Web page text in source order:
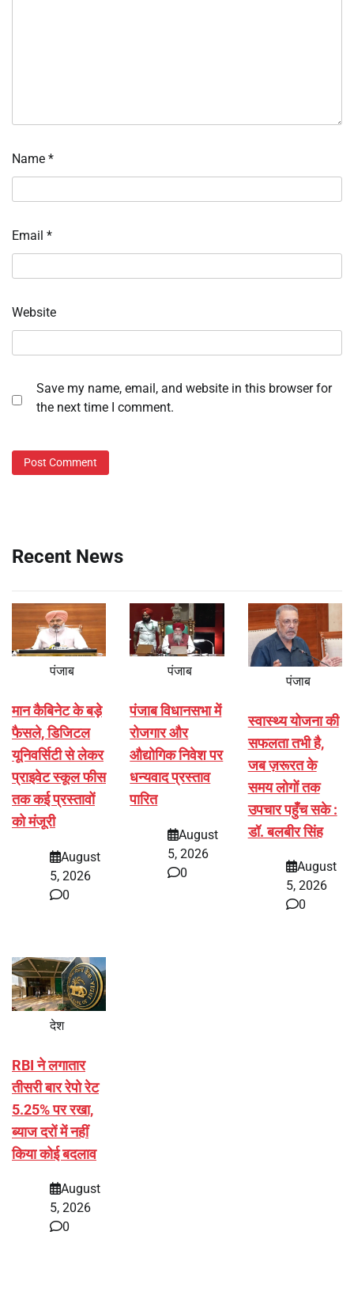
Name *
Email *
Website
Save my name, email, and website in this browser for
the next time I comment.
Recent News
पंजाब
मान कैबिनेट के बड़े
फैसले, डिजिटल
यूनिवर्सिटी से लेकर
प्राइवेट स्कूल फीस
तक कई प्रस्तावों
को मंजूरी
August
5, 2026
0
पंजाब
पंजाब विधानसभा में
रोजगार और
औद्योगिक निवेश पर
धन्यवाद प्रस्ताव
पारित
August
5, 2026
0
पंजाब
स्वास्थ्य योजना की
सफलता तभी है,
जब ज़रूरत के
समय लोगों तक
उपचार पहुँच सके :
डॉ. बलबीर सिंह
August
5, 2026
0
देश
RBI ने लगातार
तीसरी बार रेपो रेट
5.25% पर रखा,
ब्याज दरों में नहीं
किया कोई बदलाव
August
5, 2026
0